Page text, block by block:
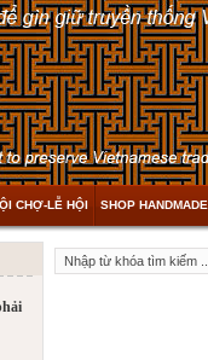
CHỢ-LỄ HỘI SHOP HANDMADE